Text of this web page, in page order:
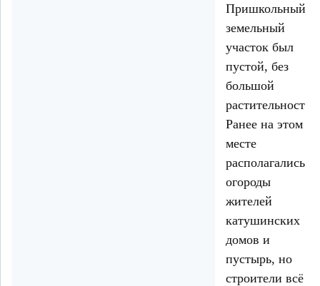
Пришкольный
земельный
участок был
пустой, без
большой
растительности.
Ранее на этом
месте
располагались
огороды
жителей
катушинских
домов и
пустырь, но
строители всё